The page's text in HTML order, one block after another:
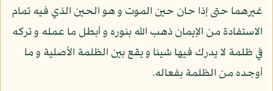
غيرهما حتى إذا حان حين الموت و هو الحين الذي فيه تمام
الاستفادة من الإيمان ذهب الله بنوره و أبطل ما عمله و تركه
في ظلمة لا يدرك فيها شيئا و يقع بين الظلمة الأصلية و ما
أوجده من الظلمة بفعاله.